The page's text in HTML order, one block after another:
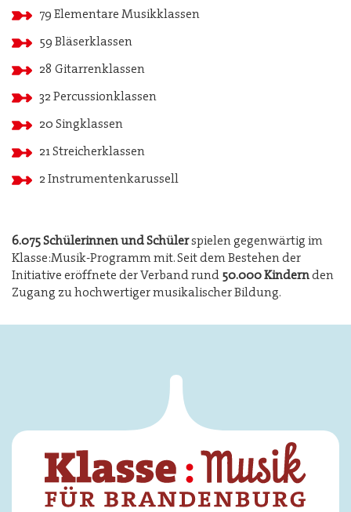
79 Elementare Musikklassen
59 Bläserklassen
28 Gitarrenklassen
32 Percussionklassen
20 Singklassen
21 Streicherklassen
2 Instrumentenkarussell
6.075 Schülerinnen und Schülerspielen gegenwärtig im
Klasse:Musik-Programm mit. Seit dem Bestehen der
Initiative eröffnete der Verband rund50.000 Kindernden
Zugang zu hochwertiger musikalischer Bildung.